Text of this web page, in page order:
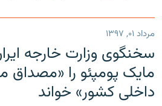
مرداد ۰۱, ۱۳۹۷
سخنگوی وزارت خارجه
مایک پومپئو را «مصداق
داخلی کشور» خواند